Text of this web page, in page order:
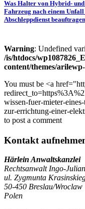
Was Halter von Hybrid-
Fahrzeug nach einem
Abschleppdienst
Warning: Undefined
/is/htdocs/
content/themes/
You must be <a
wissen-fuer-mieter-
zur-errichtung-einer-
to post a comment
Kontakt
Härlein Anwaltskanzlei
Rechtsanwalt Ingo-
ul. Zygmunta
50-450 Breslau/Wroclaw
Polen